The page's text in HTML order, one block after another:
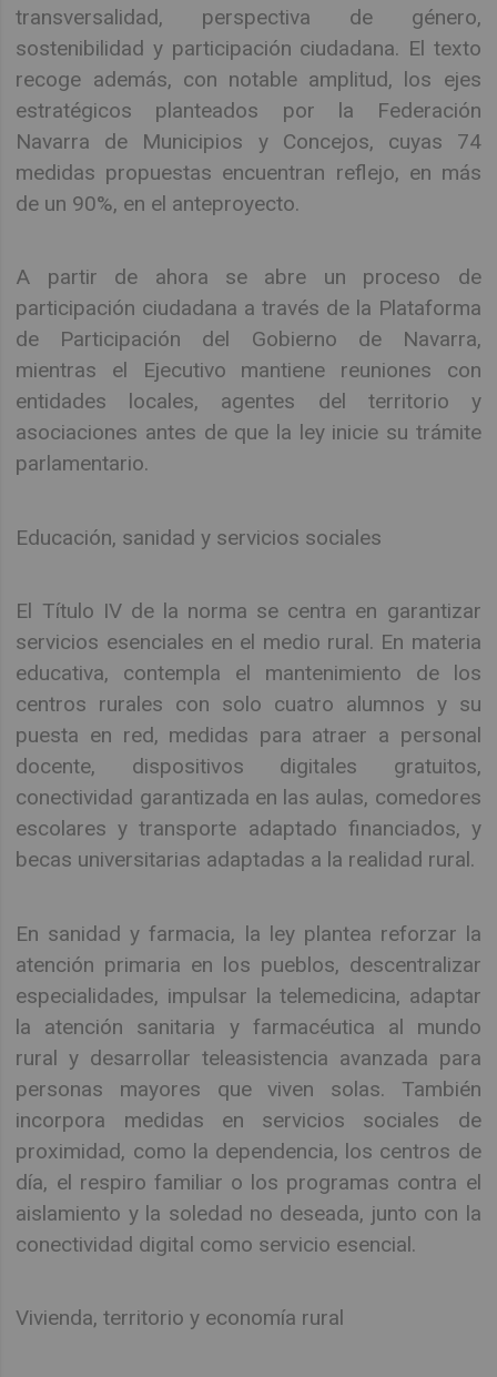
transversalidad, perspectiva de género,
sostenibilidad y participación ciudadana. El texto
recoge además, con notable amplitud, los ejes
estratégicos planteados por la Federación
Navarra de Municipios y Concejos, cuyas 74
medidas propuestas encuentran reflejo, en más
de un 90%, en el anteproyecto.
A partir de ahora se abre un proceso de
participación ciudadana a través de la Plataforma
de Participación del Gobierno de Navarra,
mientras el Ejecutivo mantiene reuniones con
entidades locales, agentes del territorio y
asociaciones antes de que la ley inicie su trámite
parlamentario.
Educación, sanidad y servicios sociales
El Título IV de la norma se centra en garantizar
servicios esenciales en el medio rural. En materia
educativa, contempla el mantenimiento de los
centros rurales con solo cuatro alumnos y su
puesta en red, medidas para atraer a personal
docente, dispositivos digitales gratuitos,
conectividad garantizada en las aulas, comedores
escolares y transporte adaptado financiados, y
becas universitarias adaptadas a la realidad rural.
En sanidad y farmacia, la ley plantea reforzar la
atención primaria en los pueblos, descentralizar
especialidades, impulsar la telemedicina, adaptar
la atención sanitaria y farmacéutica al mundo
rural y desarrollar teleasistencia avanzada para
personas mayores que viven solas. También
incorpora medidas en servicios sociales de
proximidad, como la dependencia, los centros de
día, el respiro familiar o los programas contra el
aislamiento y la soledad no deseada, junto con la
conectividad digital como servicio esencial.
Vivienda, territorio y economía rural